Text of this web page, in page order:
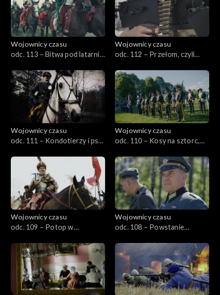
Wojownicy czasu
odc. 113 – Bitwa pod latarnią,
Wojownicy czasu
odc. 112 – Przełom, czyli
1915
Wojownicy czasu
odc. 111 – Kondotierzy i psy
manewry
Wojownicy czasu
odc. 110 – Kosy na sztorc,
Wojownicy czasu
odc. 109 – Potop w
Chęciny 1655
Wojownicy czasu
odc. 108 – Powstanie
1943